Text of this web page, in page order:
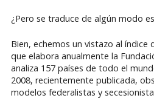
¿Pero se traduce de algún modo
Bien, echemos un vistazo al índice
que elabora anualmente la
analiza 157 países de todo el
2008, recientemente publicada,
modelos federalistas y